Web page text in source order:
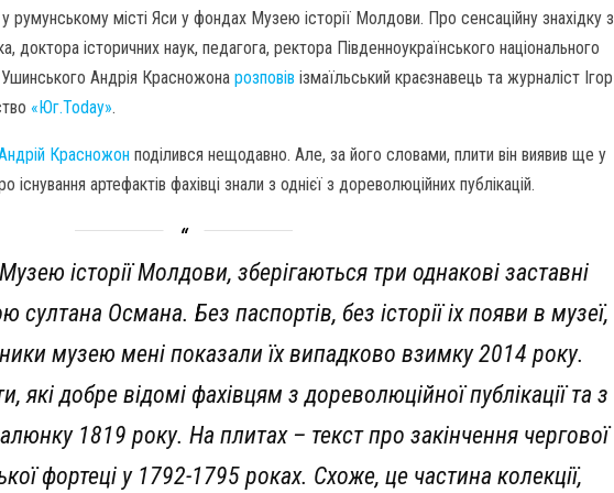
у румунському місті Яси у фондах Музею історії Молдови. Про сенсаційну знахідку з
доктора історичних наук, педагога, ректора Південноукраїнського національного
Ушинського Андрія Красножона розповів ізмаїльський краєзнавець та журналіст Ігор
«Юг.Today».
Красножон поділився нещодавно. Але, за його словами, плити він виявив ще у
артефактів фахівці знали з однієї з дореволюційних публікацій.
історії Молдови, зберігаються три однакові заставні
султана Османа. Без паспортів, без історії іх появи в музеї,
музею мені показали їх випадково взимку 2014 року.
які добре відомі фахівцям з дореволюційної публікації та з
1819 року. На плитах – текст про закінчення чергової
фортеці у 1792-1795 роках. Схоже, це частина колекції,